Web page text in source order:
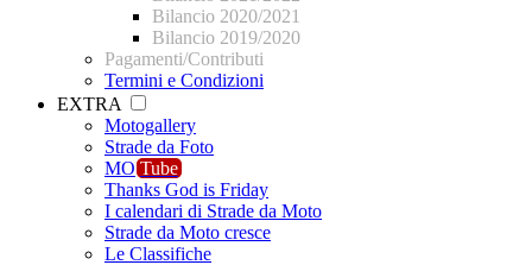
Bilancio 2020/2021
Bilancio 2019/2020
Pagamenti/Contributi
Termini e Condizioni
EXTRA
Motogallery
Strade da Foto
MO Tube
Thanks God is Friday
I calendari di Strade da Moto
Strade da Moto cresce
Le Classifiche